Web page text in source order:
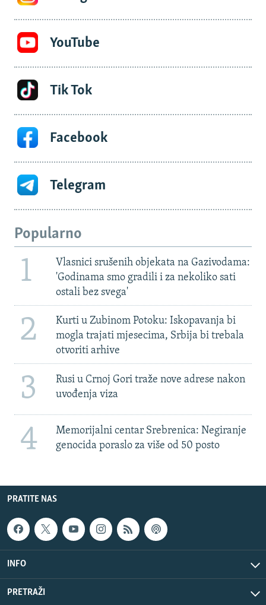
YouTube
Tik Tok
Facebook
Telegram
Popularno
1
Vlasnici srušenih objekata na Gazivodama:
'Godinama smo gradili i za nekoliko sati
ostali bez svega'
2
Kurti u Zubinom Potoku: Iskopavanja bi
mogla trajati mjesecima, Srbija bi trebala
otvoriti arhive
3
Rusi u Crnoj Gori traže nove adrese nakon
uvođenja viza
4
Memorijalni centar Srebrenica: Negiranje
genocida poraslo za više od 50 posto
PRATITE NAS
INFO
PRETRAŽI